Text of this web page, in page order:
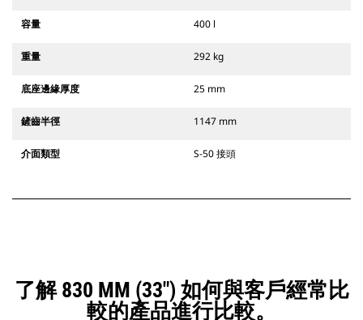
容量 400 l
重量 292 kg
底座邊緣厚度 25 mm
鏟齒半徑 1147 mm
介面類型 S-50 接頭
了解 830 MM (33") 如何與客戶經常比
較的產品進行比較。